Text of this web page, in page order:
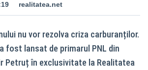
realitatea.net
nu vor rezolva criza carburanților.
fost lansat de primarul PNL din
Petruț în exclusivitate la Realitatea